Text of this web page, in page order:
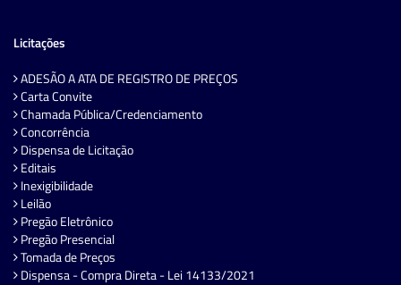
Licitações
ADESÃO A ATA DE REGISTRO DE PREÇOS
Carta Convite
Chamada Pública/Credenciamento
Concorrência
Dispensa de Licitação
Editais
Inexigibilidade
Leilão
Pregão Eletrônico
Pregão Presencial
Tomada de Preços
Dispensa - Compra Direta - Lei 14133/2021